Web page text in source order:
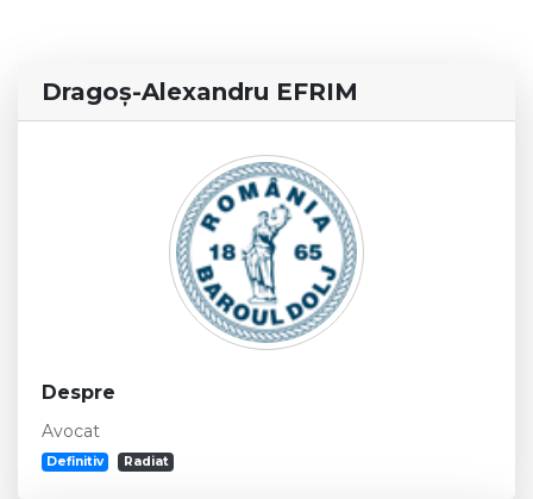
Dragoş-Alexandru EFRIM
Despre
Avocat
Definitiv Radiat